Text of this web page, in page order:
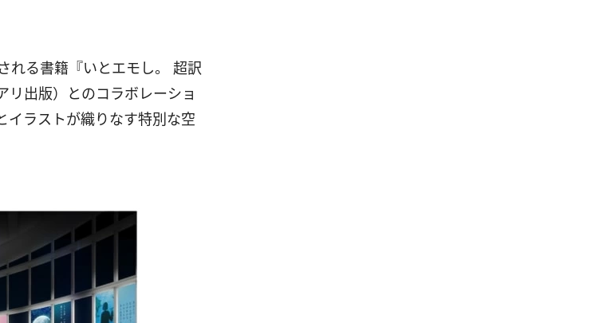
れる書籍『いとエモし。 超訳
出版）とのコラボレーショ
イラストが織りなす特別な空